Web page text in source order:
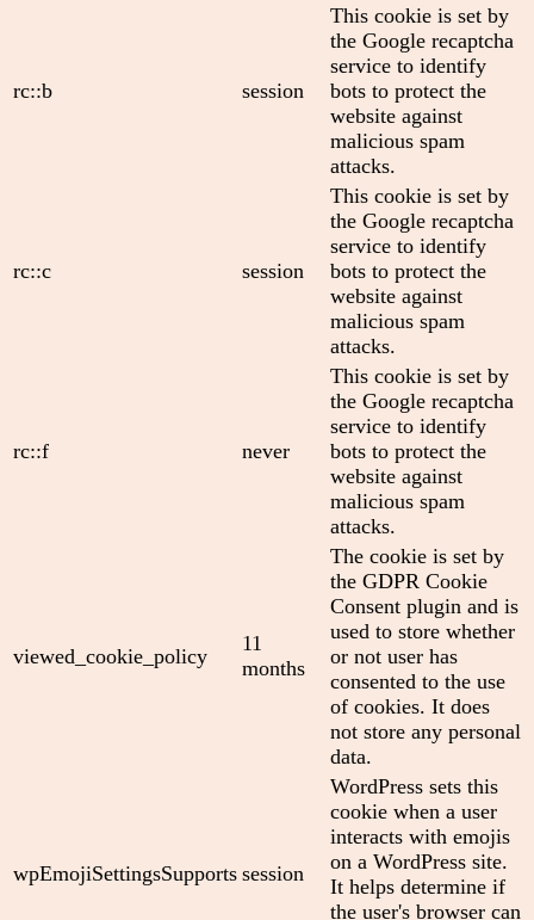
rc::b session
This cookie is set by
the Google recaptcha
service to identify
bots to protect the
website against
malicious spam
attacks.
rc::c session
This cookie is set by
the Google recaptcha
service to identify
bots to protect the
website against
malicious spam
attacks.
rc::f never
This cookie is set by
the Google recaptcha
service to identify
bots to protect the
website against
malicious spam
attacks.
viewed_cookie_policy
11
months
The cookie is set by
the GDPR Cookie
Consent plugin and is
used to store whether
or not user has
consented to the use
of cookies. It does
not store any personal
data.
wpEmojiSettingsSupports session
WordPress sets this
cookie when a user
interacts with emojis
on a WordPress site.
It helps determine if
the user's browser can